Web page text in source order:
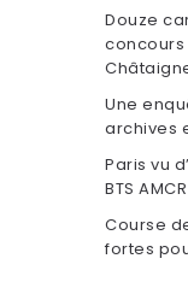
Douze
concours
Une
archives
Paris vu
BTS AMCR
Course
fortes